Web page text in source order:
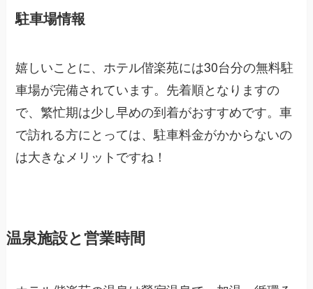
駐車場情報
嬉しいことに、ホテル偕楽苑には30台分の無料駐
車場が完備されています。先着順となりますの
で、繁忙期は少し早めの到着がおすすめです。車
で訪れる方にとっては、駐車料金がかからないの
は大きなメリットですね！
温泉施設と営業時間